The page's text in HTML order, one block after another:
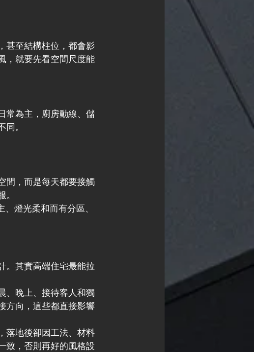
甚至結構柱位，都會影
，就要先看空間尺度能
常為主，廚房動線、儲
。
間，而是每天都要接觸
燈光柔和而有分區、
。其實高端住宅最能拉
、晚上、接待客人和獨
方向，這些都直接影響
落地後卻因工法、材料
致，否則再好的風格設